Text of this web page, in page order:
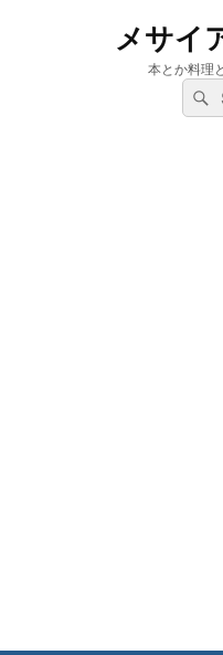
メサイ
本とか料理
検
索: